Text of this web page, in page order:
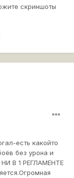
скриншоты
есть какойто
без урона и
НИ В 1 РЕГЛАМЕНТЕ